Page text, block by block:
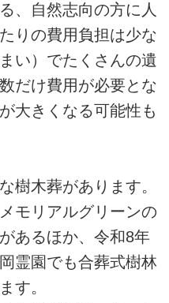
、自然志向の方に人
りの費用負担は少な
い）でたくさんの遺
だけ費用が必要とな
大きくなる可能性も
樹木葬があります。
モリアルグリーンの
あるほか、令和8年
霊園でも合葬式樹林
す。